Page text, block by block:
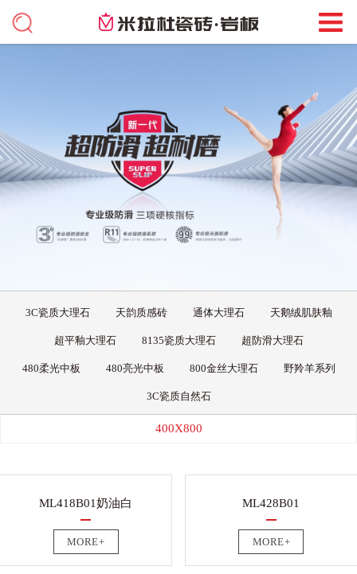
3C瓷质大理石 天韵质感砖 通体大理石 天鹅绒肌肤釉
超平釉大理石 8135瓷质大理石 超防滑大理石
480柔光中板 480亮光中板 800金丝大理石 野羚羊系列
3C瓷质自然石
400X800
ML418B01奶油白
MORE+
ML428B01
MORE+